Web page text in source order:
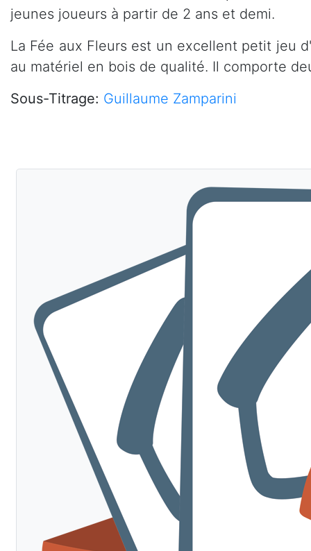
jeunes joueurs à partir de 2 ans et demi.
La Fée aux Fleurs est un excellent petit jeu
au matériel en bois de qualité. Il comporte
Sous-Titrage: Guillaume Zamparini